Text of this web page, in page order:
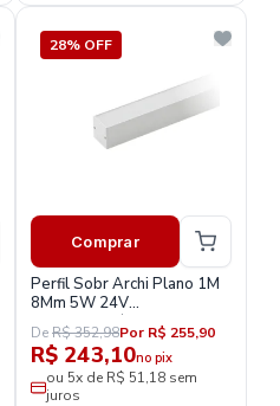
28% OFF
Comprar
Perfil Sobr Archi Plano 1M
8Mm 5W 24V
Sth20951Br/27
DeR$ 352,98Por R$ 255,90
R$ 243,10no pix
ou 5x de R$ 51,18 sem
juros